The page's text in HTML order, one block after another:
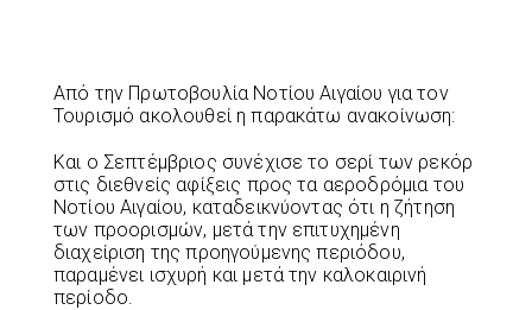
Από την Πρωτοβουλία Νοτίου Αιγαίου για τον
Τουρισμό ακολουθεί η παρακάτω ανακοίνωση:
Και ο Σεπτέμβριος συνέχισε το σερί των ρεκόρ
στις διεθνείς αφίξεις προς τα αεροδρόμια του
Νοτίου Αιγαίου, καταδεικνύοντας ότι η ζήτηση
των προορισμών, μετά την επιτυχημένη
διαχείριση της προηγούμενης περιόδου,
παραμένει ισχυρή και μετά την καλοκαιρινή
περίοδο.